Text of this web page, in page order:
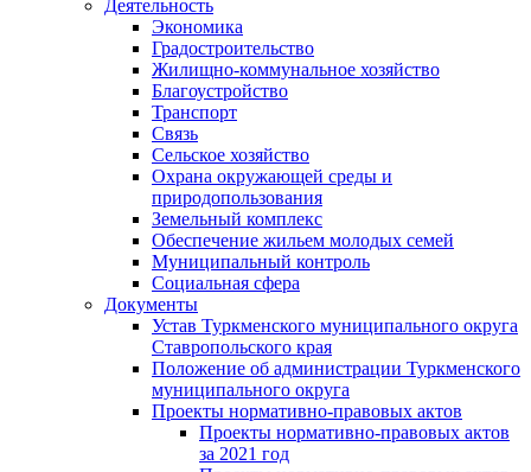
Деятельность
Экономика
Градостроительство
Жилищно-коммунальное хозяйство
Благоустройство
Транспорт
Связь
Сельское хозяйство
Охрана окружающей среды и
природопользования
Земельный комплекс
Обеспечение жильем молодых семей
Муниципальный контроль
Социальная сфера
Документы
Устав Туркменского муниципального округа
Ставропольского края
Положение об администрации Туркменского
муниципального округа
Проекты нормативно-правовых актов
Проекты нормативно-правовых актов
за 2021 год